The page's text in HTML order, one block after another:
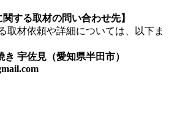
する取材の問い合わせ先】
取材依頼や詳細については、以下ま
宇佐見（愛知県半田市）